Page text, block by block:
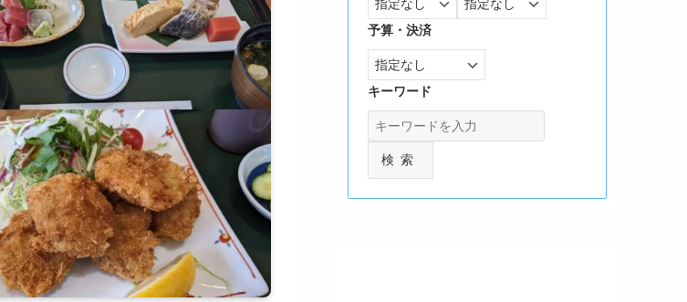
予算・決済
キーワード
検索